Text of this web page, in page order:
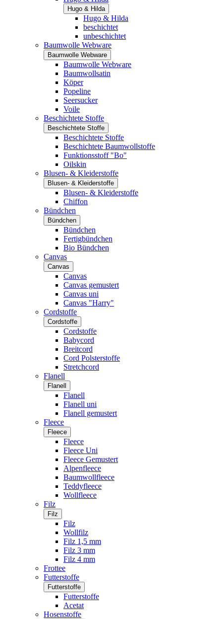
Hugo & Hilda
Hugo & Hilda
beschichtet
unbeschichtet
Baumwolle Webware
Baumwolle Webware
Baumwolle Webware
Baumwollsatin
Köper
Popeline
Seersucker
Voile
Beschichtete Stoffe
Beschichtete Stoffe
Beschichtete Stoffe
Beschichtete Baumwollstoffe
Funktionsstoff "Bo"
Oilskin
Blusen- & Kleiderstoffe
Blusen- & Kleiderstoffe
Blusen- & Kleiderstoffe
Chiffon
Bündchen
Bündchen
Bündchen
Fertigbündchen
Bio Bündchen
Canvas
Canvas
Canvas
Canvas gemustert
Canvas uni
Canvas "Harry"
Cordstoffe
Cordstoffe
Cordstoffe
Babycord
Breitcord
Cord Polsterstoffe
Stretchcord
Flanell
Flanell
Flanell
Flanell uni
Flanell gemustert
Fleece
Fleece
Fleece
Fleece Uni
Fleece Gemustert
Alpenfleece
Baumwollfleece
Teddyfleece
Wollfleece
Filz
Filz
Filz
Wollfilz
Filz 1,5 mm
Filz 3 mm
Filz 4 mm
Frottee
Futterstoffe
Futterstoffe
Futterstoffe
Acetat
Hosenstoffe